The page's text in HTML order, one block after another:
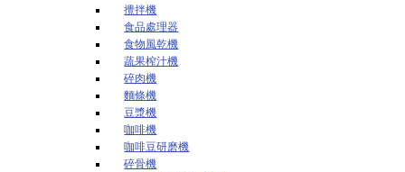
攪拌機
食品處理器
食物風乾機
蔬果榨汁機
碎肉機
麵條機
豆漿機
咖啡機
咖啡豆研磨機
碎骨機